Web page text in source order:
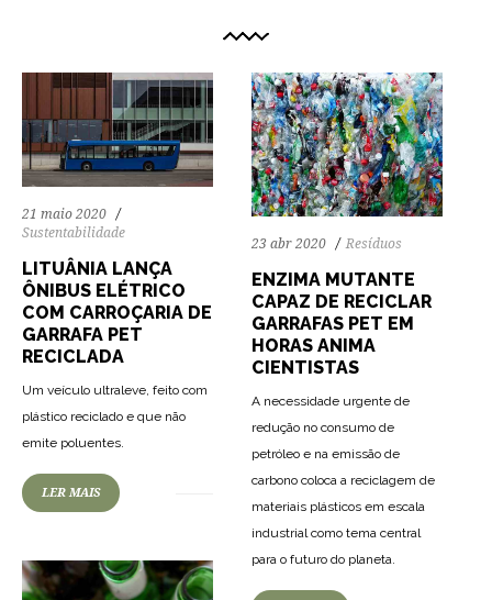
21 maio 2020
Sustentabilidade
LITUÂNIA LANÇA
ÔNIBUS ELÉTRICO
COM CARROÇARIA DE
GARRAFA PET
RECICLADA
Um veículo ultraleve, feito com
plástico reciclado e que não
emite poluentes.
LER MAIS
23 abr 2020 Resíduos
ENZIMA MUTANTE
CAPAZ DE RECICLAR
GARRAFAS PET EM
HORAS ANIMA
CIENTISTAS
A necessidade urgente de
redução no consumo de
petróleo e na emissão de
carbono coloca a reciclagem de
materiais plásticos em escala
industrial como tema central
para o futuro do planeta.